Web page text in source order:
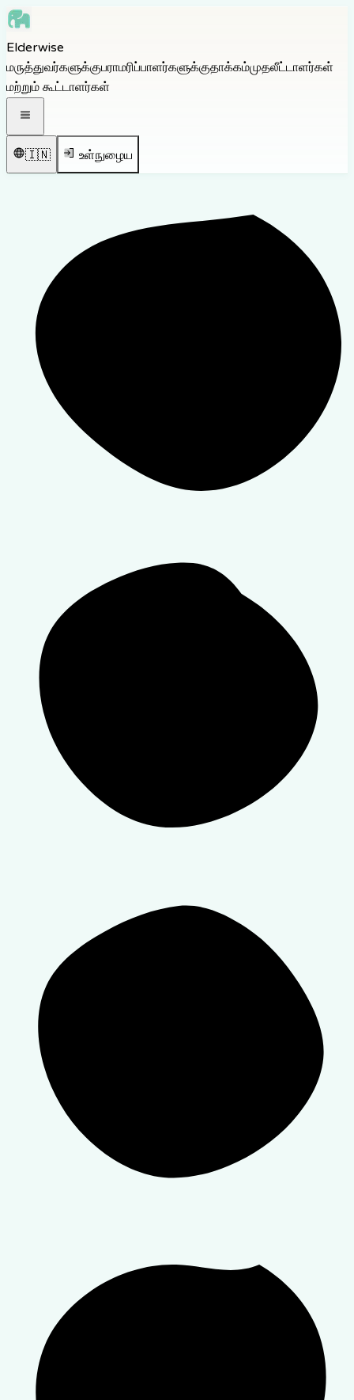
Skip to navigation
Skip to footer
Elderwise
மருத்துவர்களுக்குபராமரிப்பாளர்களுக்குதாக்கம்முதலீட்டாளர்கள்
மற்றும் கூட்டாளர்கள்
🇮🇳 உள்நுழைய